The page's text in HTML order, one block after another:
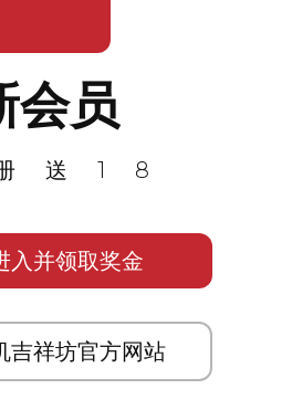
会员
送18
入并领取奖金
吉祥坊官方网站